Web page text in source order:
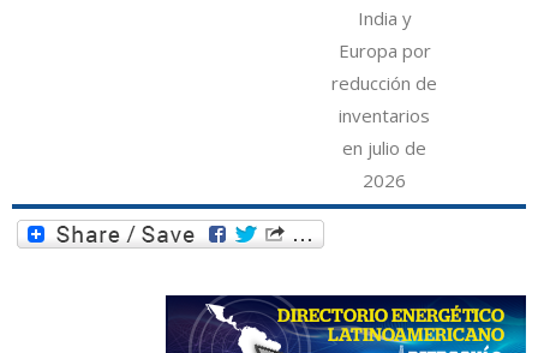
India y
Europa por
reducción de
inventarios
en julio de
2026